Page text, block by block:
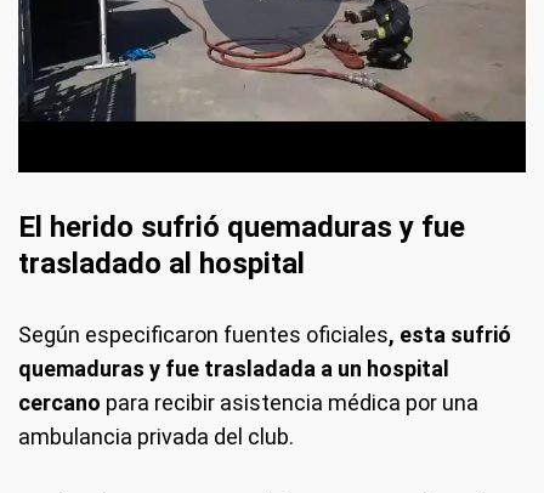
frameborder="0" allowfullscreen allow="
frameborder="0" allowfullscreen allow="autoplay,
El herido sufrió quemaduras y fue
trasladado al hospital
Según especificaron fuentes oficiales, esta sufrió
quemaduras y fue trasladada a un hospital
cercano para recibir asistencia médica por una
ambulancia privada del club.